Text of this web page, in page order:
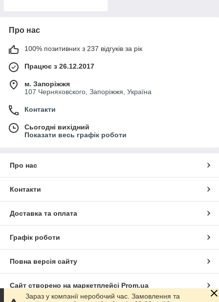
Про нас
100% позитивних з 237 відгуків за рік
Працює з 26.12.2017
м. Запоріжжя
107 Черняховского, Запоріжжя, Україна
Контакти
Сьогодні вихідний
Показати весь графік роботи
Про нас
Контакти
Доставка та оплата
Графік роботи
Повна версія сайту
Сайт створено на маркетплейсі Prom.ua
Зараз у компанії неробочий час. Замовлення та